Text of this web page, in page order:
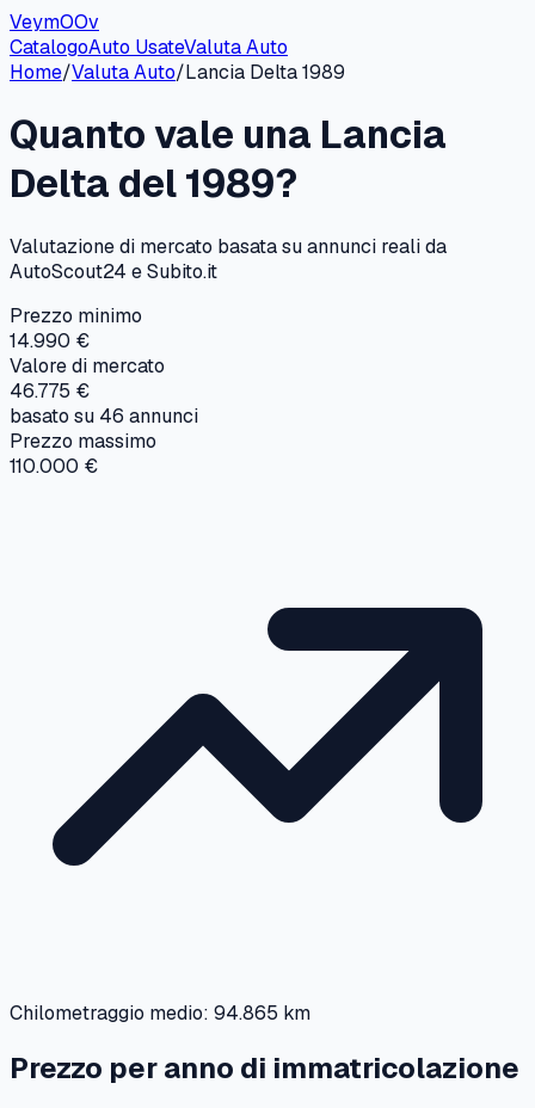
VeymOOv
CatalogoAuto UsateValuta Auto
Home/Valuta Auto/Lancia Delta1989
Quanto vale una Lancia
Delta del1989?
Valutazione di mercato basata su annunci reali da
AutoScout24 e Subito.it
Prezzo minimo
14.990 €
Valore di mercato
46.775 €
basato su 46 annunci
Prezzo massimo
110.000 €
Chilometraggio medio: 94.865 km
Prezzo per anno di immatricolazione